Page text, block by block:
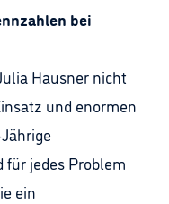
bei
Hausner nicht
und enormen
jedes Problem
ein